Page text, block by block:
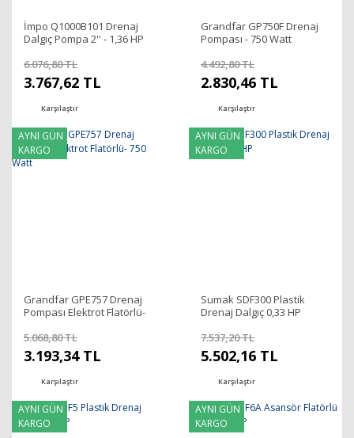
İmpo Q1000B101 Drenaj
Dalgıç Pompa 2'' - 1,36 HP
6.076,80 TL
3.767,62 TL
Karşılaştır
Grandfar GP750F Drenaj
Pompası - 750 Watt
4.492,80 TL
2.830,46 TL
Karşılaştır
AYNI GÜN
KARGO
Grandfar GPE757 Drenaj
Pompası Elektrot Flatörlü-
5.068,80 TL
3.193,34 TL
Karşılaştır
AYNI GÜN
KARGO
Sumak SDF300 Plastik
Drenaj Dalgıç 0,33 HP
7.537,20 TL
5.502,16 TL
Karşılaştır
AYNI GÜN
KARGO
AYNI GÜN
KARGO